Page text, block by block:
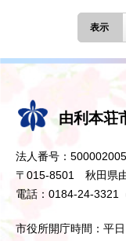
表示
由利本荘
法人番号：
〒015-8501 秋田県
電話：0184-24-3321
市役所開庁時間：平